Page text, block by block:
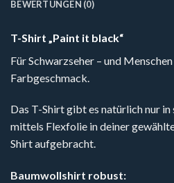
BEWERTUNGEN (0)
T-Shirt „Paint it black“
Für Schwarzseher – und
Farbgeschmack.
Das T-Shirt gibt es natürlich nur
mittels Flexfolie in deiner
Shirt aufgebracht.
Baumwollshirt robust: